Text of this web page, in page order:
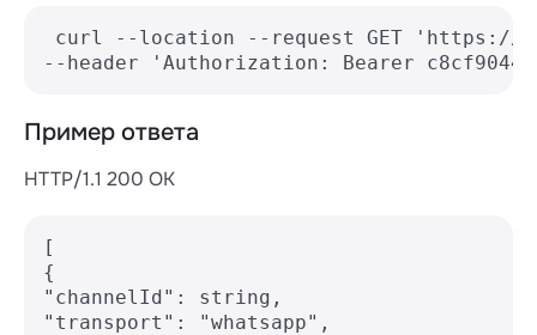
curl --location --request GET 'https://
--header 'Authorization: Bearer
Пример ответа
HTTP/1.1 200 OK
[
{
"channelId": string,
"transport": "whatsapp",